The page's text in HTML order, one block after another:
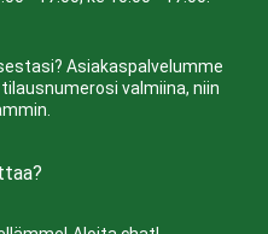
Asiakaspalvelumme
valmiina, niin